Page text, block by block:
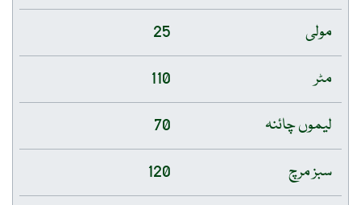
مولی
25
مٹر
110
لیموں چائنہ
70
سبز مرچ
120